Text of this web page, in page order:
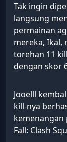
Tak ingin
langsung
permainan
mereka, Ikal,
torehan 11
dengan skor
Jooelll
kill-nya
kemenangan
Fall: Clash